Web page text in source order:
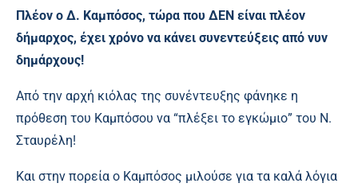
Πλέον ο Δ. Καμπόσος, τώρα που ΔΕΝ είναι πλέον
δήμαρχος, έχει χρόνο να κάνει συνεντεύξεις από νυν
δημάρχους!
Από την αρχή κιόλας της συνέντευξης φάνηκε η
πρόθεση του Καμπόσου να “πλέξει το εγκώμιο” του Ν.
Σταυρέλη!
Και στην πορεία ο Καμπόσος μιλούσε για τα καλά λόγια